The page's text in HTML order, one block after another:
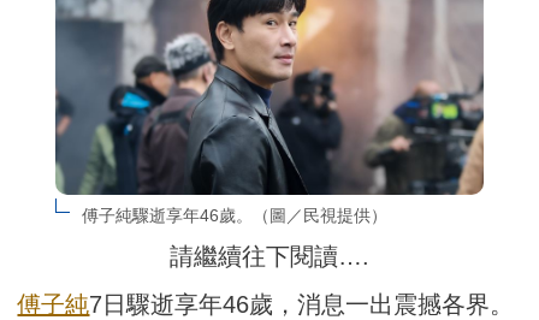
傅子純驟逝享年46歲。（圖／民視提供）
請繼續往下閱讀….
傅子純7日驟逝享年46歲，消息一出震撼各界。